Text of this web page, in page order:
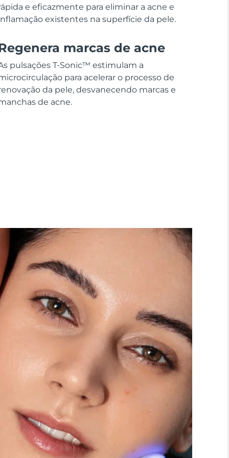
e eficazmente para eliminar a acne e
existentes na superfície da pele.
marcas de acne
pulsações T-Sonic™ estimulam a
para acelerar o processo de
da pele, desvanecendo marcas e
de acne.